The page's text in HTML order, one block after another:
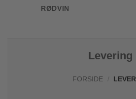
RØDVIN
Levering
FORSIDE /